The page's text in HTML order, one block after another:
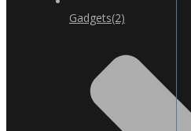
Gadgets(2)